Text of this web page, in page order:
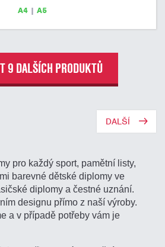
A4| A5
9 DALŠÍCH PRODUKTŮ
DALŠÍ
pro každý sport, pamětní listy,
barevné dětské diplomy ve
diplomy a čestné uznání.
designu přímo z naší výroby.
a v případě potřeby vám je